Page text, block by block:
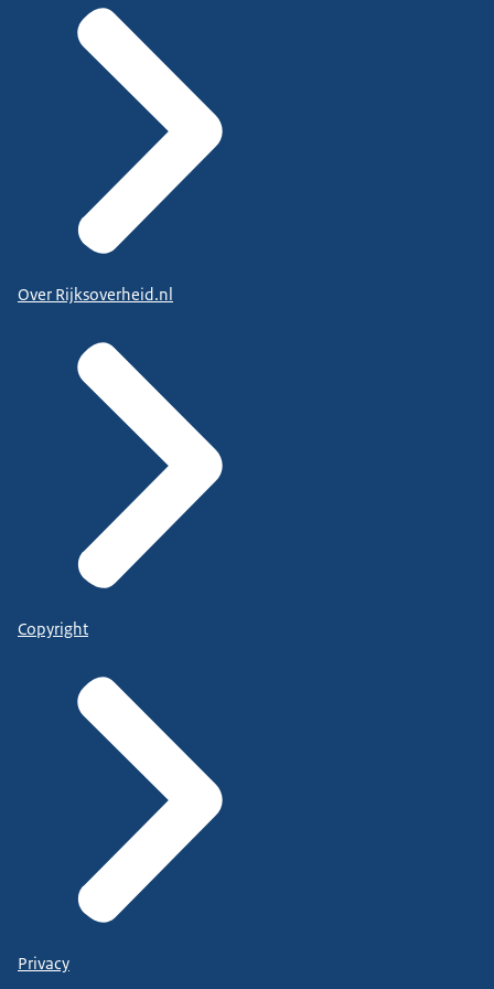
bianca.molly@haarlemmermeer.nl
Aanwezig: ma, di, woe, do
Subregio Amsterdam - Diemen
Gemeente Amsterdam, directie Onderwijs
Postbus 1840
1000 BV Amsterdam
Telefoonnummer
073 513 17 89
E-mailadres
aanmeldpunt@heusden.nl
Gemeenten Bernheze, Boekel, Land
van Cuijk, Maashorst, Meierijstad en
Over Rijksoverheid.nl
Copyright
Privacy